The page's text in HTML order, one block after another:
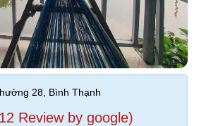
28, Bình Thạnh
Review by google)